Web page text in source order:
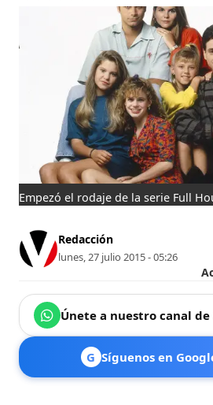
Empezó el rodaje de la serie Full
Redacción
lunes, 27 julio 2015 - 05:26
Únete a nuestro canal de
G Síguenos en